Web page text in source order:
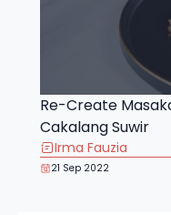
Re-Create
Cakalang Suwir
Irma Fauzia
21 Sep 2022